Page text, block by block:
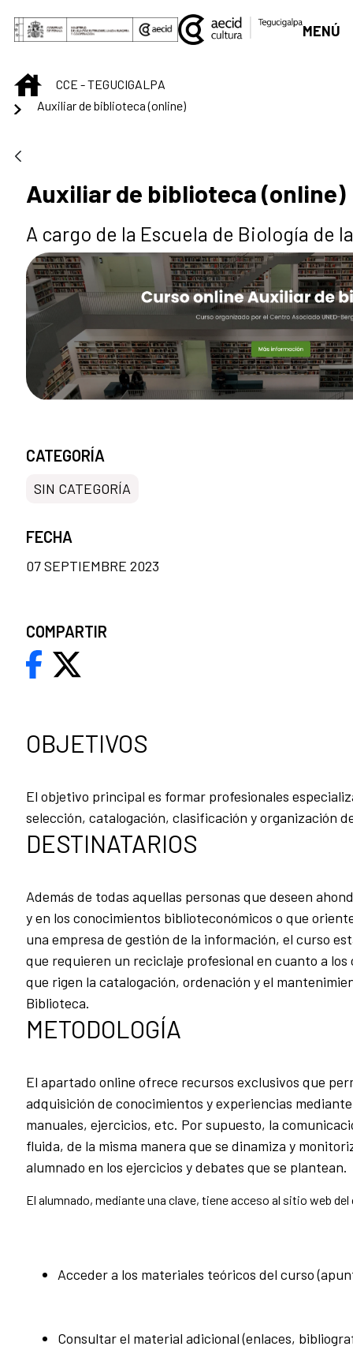
Saltar al contenido principal
MENÚ
INICIOCCE - TEGUCIGALPA
Auxiliar de biblioteca (online)
Auxiliar de biblioteca (online)
A cargo de la Escuela de Biología de
OBJETIVOS
El objetivo principal es formar profesionales
selección, catalogación, clasificación y organización
DESTINATARIOS
Además de todas aquellas personas que deseen
y en los conocimientos biblioteconómicos o que
una empresa de gestión de la información, el curso
que requieren un reciclaje profesional en cuanto a los
que rigen la catalogación, ordenación y el
Biblioteca.
METODOLOGÍA
El apartado online ofrece recursos exclusivos que
adquisición de conocimientos y experiencias
manuales, ejercicios, etc. Por supuesto, la
fluida, de la misma manera que se dinamiza y
alumnado en los ejercicios y debates que se plantean.
El alumnado, mediante una clave, tiene acceso al sitio web
Acceder a los materiales teóricos del curso
Consultar el material adicional (enlaces,
CATEGORÍA
SIN CATEGORÍA
FECHA
07 SEPTIEMBRE 2023
COMPARTIR